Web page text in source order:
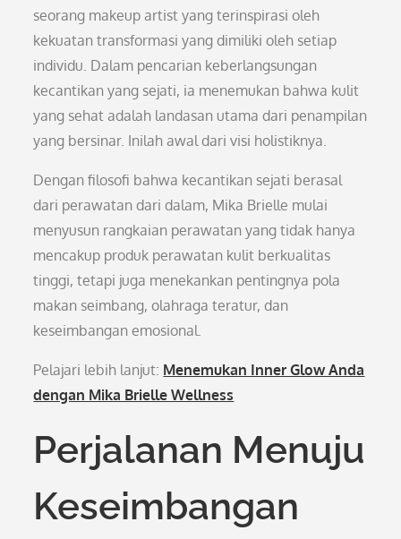
seorang makeup artist yang terinspirasi oleh
kekuatan transformasi yang dimiliki oleh setiap
individu. Dalam pencarian keberlangsungan
kecantikan yang sejati, ia menemukan bahwa kulit
yang sehat adalah landasan utama dari penampilan
yang bersinar. Inilah awal dari visi holistiknya.
Dengan filosofi bahwa kecantikan sejati berasal
dari perawatan dari dalam, Mika Brielle mulai
menyusun rangkaian perawatan yang tidak hanya
mencakup produk perawatan kulit berkualitas
tinggi, tetapi juga menekankan pentingnya pola
makan seimbang, olahraga teratur, dan
keseimbangan emosional.
Pelajari lebih lanjut: Menemukan Inner Glow Anda
dengan Mika Brielle Wellness
Perjalanan Menuju
Keseimbangan